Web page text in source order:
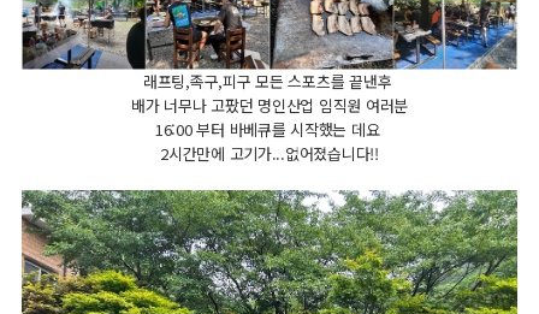
래프팅,족구,피구 모든 스포츠를 끝낸후
배가 너무나 고팠던 명인산업 임직원 여러분
16:00 부터 바베큐를 시작했는 데요
2시간만에 고기가...없어졌습니다!!